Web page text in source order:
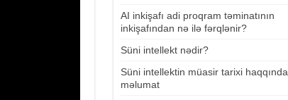
AI inkişafı adi proqram təminatının
inkişafından nə ilə fərqlənir?
Süni intellekt nədir?
Süni intellektin müasir tarixi haqqında
məlumat